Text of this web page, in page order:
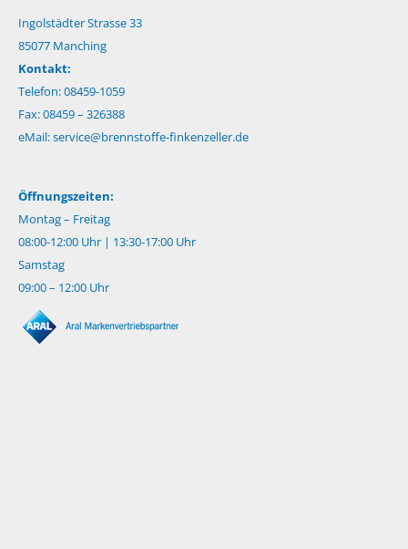
Ingolstädter Strasse 33
85077 Manching
Kontakt:
Telefon: 08459-1059
Fax: 08459 – 326388
eMail:service@brennstoffe-finkenzeller.de
Öffnungszeiten:
Montag – Freitag
08:00-12:00 Uhr | 13:30-17:00 Uhr
Samstag
09:00 – 12:00 Uhr